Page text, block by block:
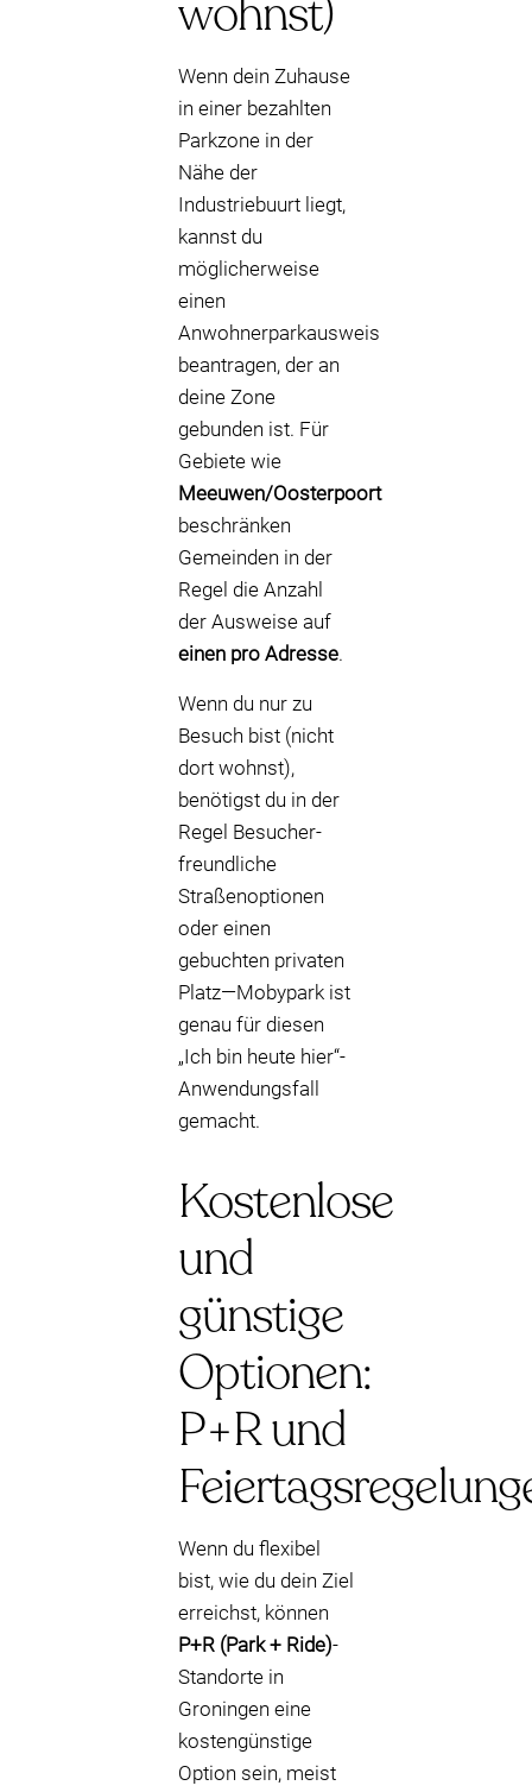
wohnst)
Wenn dein Zuhause
in einer bezahlten
Parkzone in der
Nähe der
Industriebuurt liegt,
kannst du
möglicherweise
einen
Anwohnerparkausweis
beantragen, der an
deine Zone
gebunden ist. Für
Gebiete wie
Meeuwen/Oosterpoort
beschränken
Gemeinden in der
Regel die Anzahl
der Ausweise auf
einen pro Adresse.
Wenn du nur zu
Besuch bist (nicht
dort wohnst),
benötigst du in der
Regel Besucher-
freundliche
Straßenoptionen
oder einen
gebuchten privaten
Platz—Mobypark ist
genau für diesen
„Ich bin heute hier“-
Anwendungsfall
gemacht.
Kostenlose
und
günstige
Optionen:
P+R und
Wenn du flexibel
bist, wie du dein Ziel
erreichst, können
P+R (Park + Ride)-
Standorte in
Groningen eine
kostengünstige
Option sein, meist